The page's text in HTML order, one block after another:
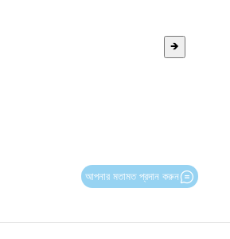
🡺
আপনার মতামত প্রদান করুন